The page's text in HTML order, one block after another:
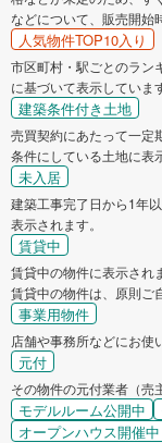
などについて、販売開始
人気物件TOP10入り
市区町村・駅ごとのラン
に基づいて表示しています
建築条件付き土地
売買契約にあたって一定
条件にしている土地に表
未入居
建築工事完了日から1年
表示されます。
賃貸中
賃貸中の物件に表示され
賃貸中の物件は、原則ご
事業用物件
店舗や事務所などにお使
元付
その物件の元付業者（売
モデルルーム公開中
オープンハウス開催中